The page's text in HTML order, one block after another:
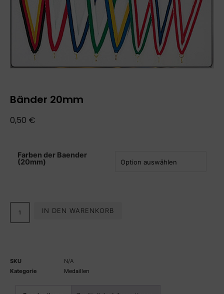
Bänder 20mm
0,50 €
Farben der Baender
(20mm)
IN DEN WARENKORB
SKU
N/A
Kategorie
Medaillen